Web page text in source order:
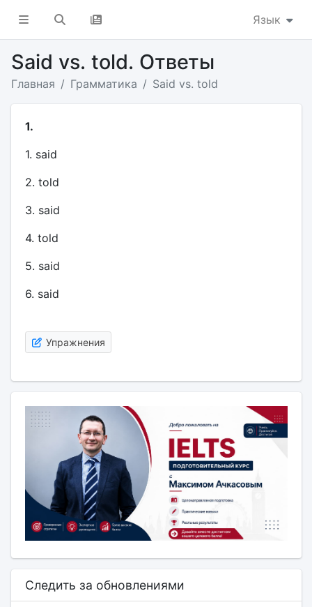
Язык
Said vs. told. Ответы
Главная Грамматика Said vs. told
1.
1. said
2. told
3. said
4. told
5. said
6. said
Упражнения
Следить за обновлениями